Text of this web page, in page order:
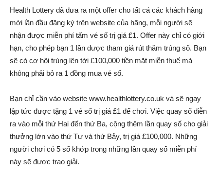
Health Lottery đã đưa ra một offer cho tất cả các khách hàng
mới lần đầu đăng ký trên website của hãng, mỗi người sẽ
nhận được miễn phí tấm vé số trị giá £1. Offer này chỉ có giới
hạn, cho phép bạn 1 lần được tham giá rút thăm trúng số. Bạn
sẽ có cơ hội trúng lên tới £100,000 tiền mặt miễn thuế mà
không phải bỏ ra 1 đồng mua vé số.
Bạn chỉ cần vào website www.healthlottery.co.uk và sẽ ngay
lập tức được tặng 1 vé số trị giá £1 để chơi. Việc quay số diễn
ra vào mỗi thứ Hai đến thứ Ba, cộng thêm lần quay số cho giải
thưởng lớn vào thứ Tư và thứ Bảy, trị giá £100,000. Những
người chơi có 5 số khớp trong những lần quay số miễn phí
này sẽ được trao giải.